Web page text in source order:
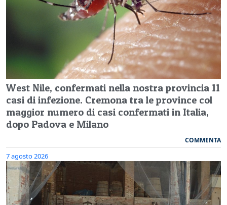
West Nile, confermati nella nostra provincia 11
casi di infezione. Cremona tra le province col
maggior numero di casi confermati in Italia,
dopo Padova e Milano
COMMENTA
7 agosto 2026